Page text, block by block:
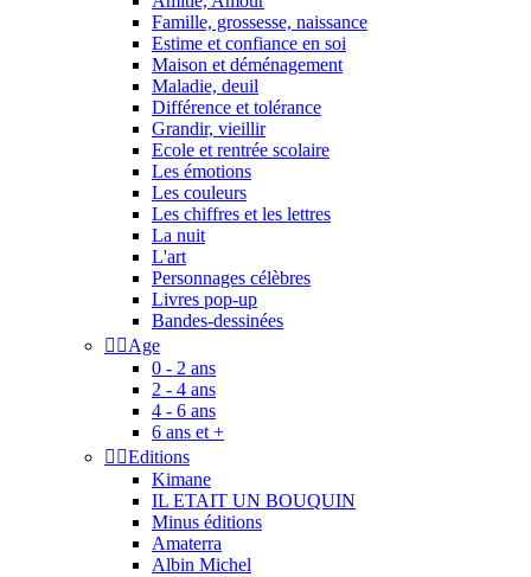
Famille, grossesse, naissance
Estime et confiance en soi
Maison et déménagement
Maladie, deuil
Différence et tolérance
Grandir, vieillir
Ecole et rentrée scolaire
Les émotions
Les couleurs
Les chiffres et les lettres
La nuit
L'art
Personnages célèbres
Livres pop-up
Bandes-dessinées
 Age
0 - 2 ans
2 - 4 ans
4 - 6 ans
6 ans et +
 Editions
Kimane
IL ETAIT UN BOUQUIN
Minus éditions
Amaterra
Albin Michel